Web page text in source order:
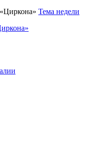
Тема недели